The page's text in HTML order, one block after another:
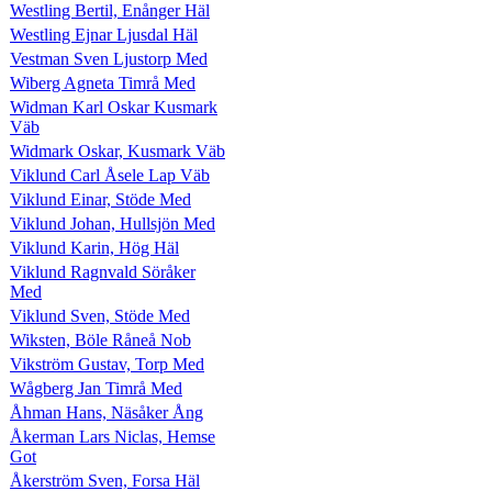
Westling Bertil, Enånger Häl
Westling Ejnar Ljusdal Häl
Vestman Sven Ljustorp Med
Wiberg Agneta Timrå Med
Widman Karl Oskar Kusmark
Väb
Widmark Oskar, Kusmark Väb
Viklund Carl Åsele Lap Väb
Viklund Einar, Stöde Med
Viklund Johan, Hullsjön Med
Viklund Karin, Hög Häl
Viklund Ragnvald Söråker
Med
Viklund Sven, Stöde Med
Wiksten, Böle Råneå Nob
Vikström Gustav, Torp Med
Wågberg Jan Timrå Med
Åhman Hans, Näsåker Ång
Åkerman Lars Niclas, Hemse
Got
Åkerström Sven, Forsa Häl